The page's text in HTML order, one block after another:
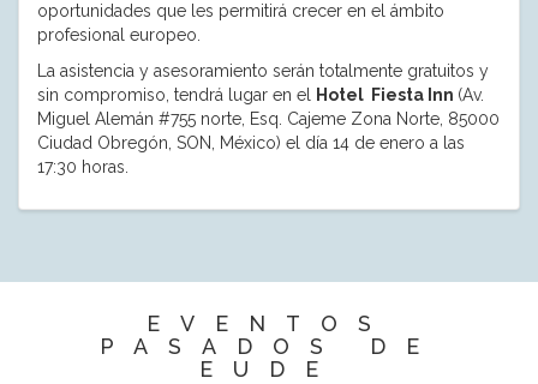
oportunidades que les permitirá crecer en el ámbito
profesional europeo.
La asistencia y asesoramiento serán totalmente gratuitos y
sin compromiso, tendrá lugar en el Hotel Fiesta Inn (Av.
Miguel Alemán #755 norte, Esq. Cajeme Zona Norte, 85000
Ciudad Obregón, SON, México) el día 14 de enero a las
17:30 horas.
EVENTOS
PASADOS DE
EUDE